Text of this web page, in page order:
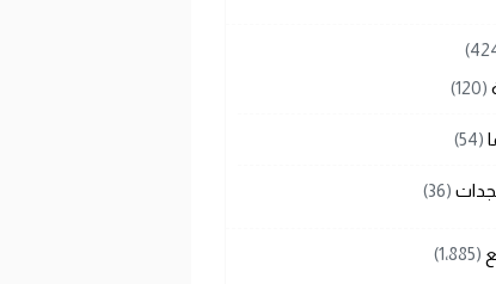
(120)
(54)
(36)
(1٬885)